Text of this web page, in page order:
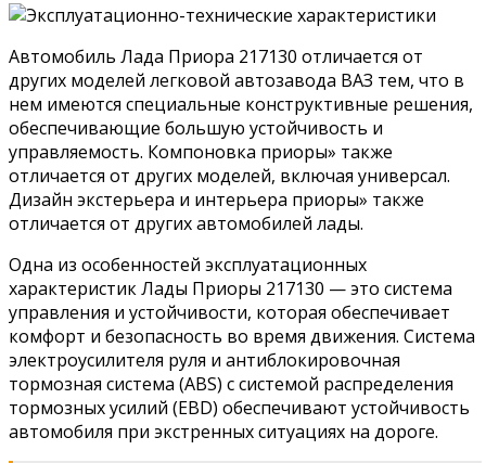
Автомобиль Лада Приора 217130 отличается от
других моделей легковой автозавода ВАЗ тем, что в
нем имеются специальные конструктивные решения,
обеспечивающие большую устойчивость и
управляемость. Компоновка приоры» также
отличается от других моделей, включая универсал.
Дизайн экстерьера и интерьера приоры» также
отличается от других автомобилей лады.
Одна из особенностей эксплуатационных
характеристик Лады Приоры 217130 — это система
управления и устойчивости, которая обеспечивает
комфорт и безопасность во время движения. Система
электроусилителя руля и антиблокировочная
тормозная система (ABS) с системой распределения
тормозных усилий (EBD) обеспечивают устойчивость
автомобиля при экстренных ситуациях на дороге.